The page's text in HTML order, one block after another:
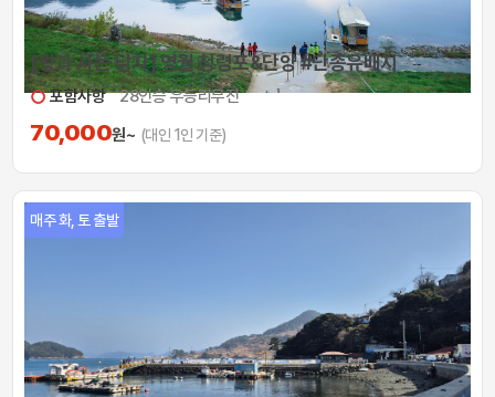
[왕과 사는 남자] 영월 청령포&단양 #단종유배지
포함사항 28인승 우등리무진
70,000원~ (대인 1인 기준)
매주 화, 토 출발